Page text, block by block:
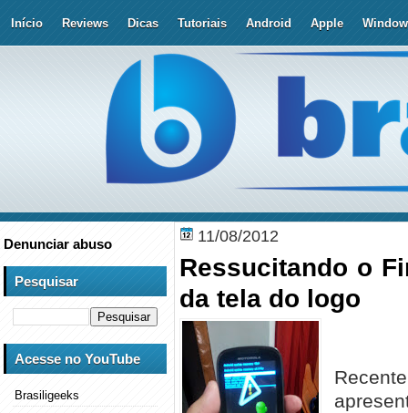
Início Reviews Dicas Tutoriais Android Apple
11/08/2012
Ressucitando o
da tela do logo
Denunciar abuso
Pesquisar
Acesse no YouTube
Brasiligeeks